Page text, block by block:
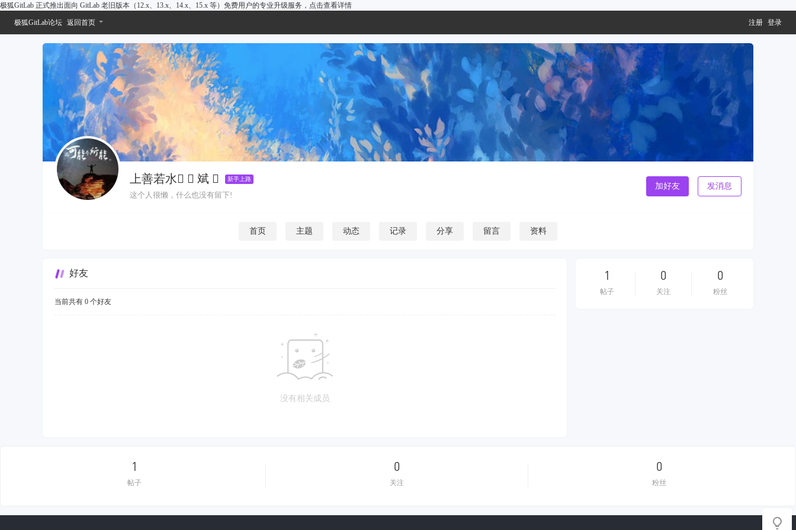
极狐GitLab 正式推出面向 GitLab 老旧版本（12.x、13.x、14.x、15.x 等）免费用户的专业升级服务， 点击查看详情
注册 登录
极狐GitLab论坛 返回首页
加好友 发消息
上善若水  斌  新手上路
这个人很懒，什么也没有留下!
首页 主题 动态 记录 分享 留言 资料
好友
当前共有 0 个好友
没有相关成员
1
帖子
0
关注
0
粉丝
1
帖子
0
关注
0
粉丝